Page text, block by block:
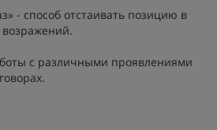
отстаивать позицию в
возражений.
с различными проявлениями